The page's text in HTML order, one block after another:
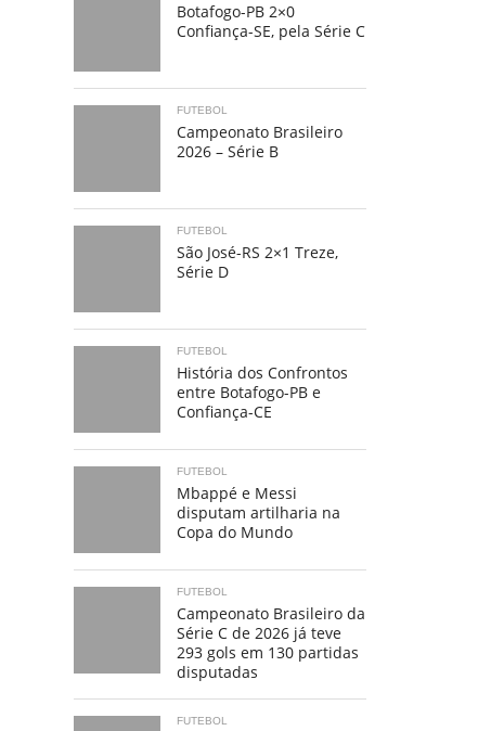
Botafogo-PB 2×0
Confiança-SE, pela Série C
FUTEBOL
Campeonato Brasileiro
2026 – Série B
FUTEBOL
São José-RS 2×1 Treze,
Série D
FUTEBOL
História dos Confrontos
entre Botafogo-PB e
Confiança-CE
FUTEBOL
Mbappé e Messi
disputam artilharia na
Copa do Mundo
FUTEBOL
Campeonato Brasileiro da
Série C de 2026 já teve
293 gols em 130 partidas
disputadas
FUTEBOL